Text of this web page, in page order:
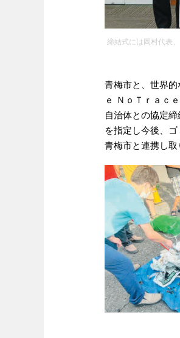
締結式には岡村代表
青梅市と、世界
ｅ ＮｏＴｒａｃ
自治体との協定
を指定し今後、
青梅市と連携し取